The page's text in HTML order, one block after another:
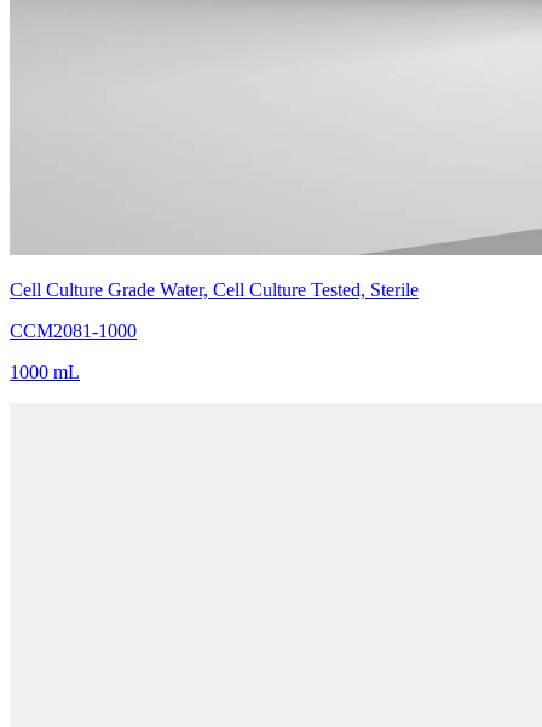
Cell Culture Grade Water, Cell Culture Tested, Sterile
CCM2081-1000
1000 mL